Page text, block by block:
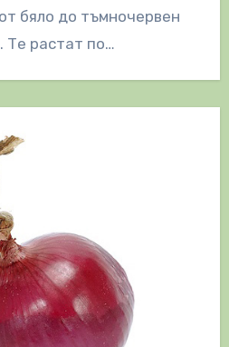
бяло до тъмночервен
Те растат по…